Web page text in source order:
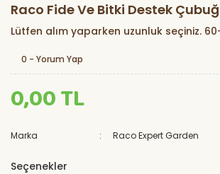
Raco Fide Ve Bitki Destek
Lütfen alım yaparken uzunluk seçiniz.
0 - Yorum Yap
0,00 TL
Marka Raco Expert Garden
Seçenekler